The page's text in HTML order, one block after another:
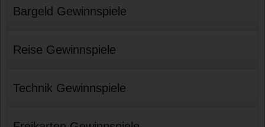
Bargeld Gewinnspiele
Reise Gewinnspiele
Technik Gewinnspiele